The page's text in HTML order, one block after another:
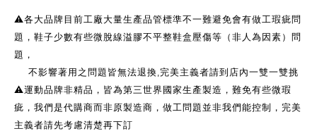
⚠️各大品牌目前工廠大量生產品管標準不一難避免會有做工瑕疵問
題，鞋子少數有些微脫線溢膠不平整鞋盒壓傷等（非人為因素）問
題，
不影響著用之問題皆無法退換,完美主義者請到店內一雙一雙挑
⚠️運動品牌非精品，皆為第三世界國家生產製造，難免有些微瑕
疵，我們是代購商而非原製造商，做工問題並非我們能控制，完美
主義者請先考慮清楚再下訂